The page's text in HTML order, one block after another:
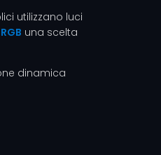
utilizzano luci
una scelta
dinamica